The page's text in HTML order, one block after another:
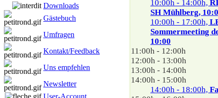
Downloads
Gästebuch
Umfragen
Kontakt/Feedback
Uns empfehlen
Newsletter
User-Account
10:00h - 14:00h,
SH Mühlberg,
10:00h - 17:00h,
Sommermeeting
10:00
11:00h - 12:00h
12:00h - 13:00h
13:00h - 14:00h
14:00h - 15:00h
14:00h - 18:00h,